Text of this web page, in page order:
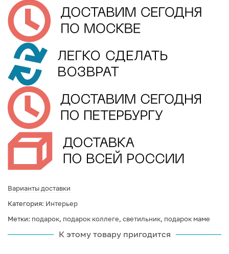
Варианты доставки
Категория: Интерьер
Метки: подарок, подарок коллеге, светильник, подарок маме
К этому товару пригодится